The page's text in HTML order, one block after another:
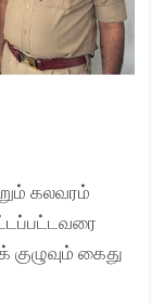
கலவரம்
கைது